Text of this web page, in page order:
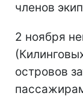
членов
2 ноября
островов